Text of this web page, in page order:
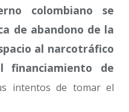
colombiano se
de abandono de la
al narcotráfico
financiamiento de
intentos de tomar el